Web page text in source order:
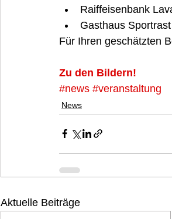
Raiffeisenbank
Gasthaus Sportrast
Für Ihren geschätzten
Zu den Bildern!
#news #veranstaltung
News
Aktuelle Beiträge